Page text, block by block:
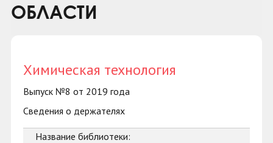
ОБЛАСТИ
Химическая технология
Выпуск №8 от 2019 года
Сведения о держателях
Название библиотеки: